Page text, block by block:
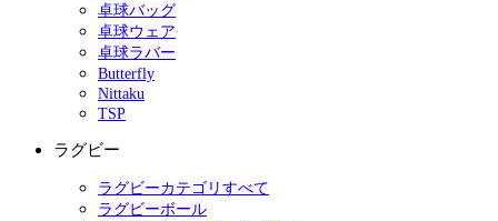
卓球バッグ
卓球ウェア
卓球ラバー
Butterfly
Nittaku
TSP
ラグビー
ラグビーカテゴリすべて
ラグビーボール